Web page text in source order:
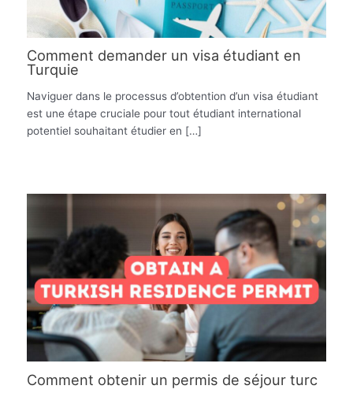
Comment demander un visa étudiant en
Turquie
Naviguer dans le processus d’obtention d’un visa étudiant
est une étape cruciale pour tout étudiant international
potentiel souhaitant étudier en […]
Comment obtenir un permis de séjour turc